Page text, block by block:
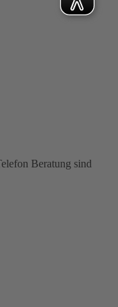
Beratung sind